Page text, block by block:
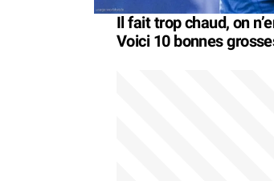
Il fait trop chaud, on
Voici 10 bonnes